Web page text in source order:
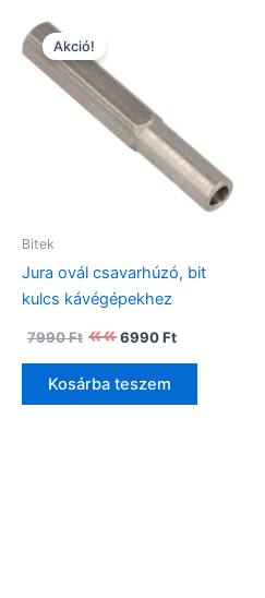
Akció!
Bitek
Jura ovál csavarhúzó, bit
kulcs kávégépekhez
7990Ft
Original
price
was:
7990 Ft.
6990Ft
price
is:
Kosárba teszem